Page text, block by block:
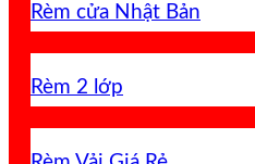
Rèm cửa Nhật Bản
Rèm 2 lớp